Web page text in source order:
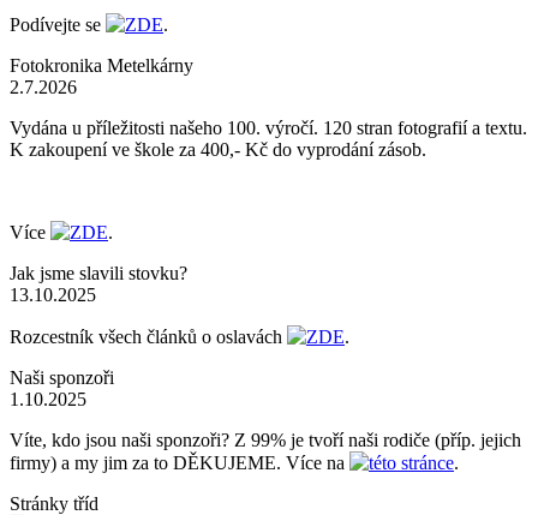
Podívejte se ZDE.
Fotokronika Metelkárny
2.7.2026
Vydána u příležitosti našeho 100. výročí. 120 stran fotografií a textu.
K zakoupení ve škole za 400,- Kč do vyprodání zásob.
Více ZDE.
Jak jsme slavili stovku?
13.10.2025
Rozcestník všech článků o oslavách ZDE.
Naši sponzoři
1.10.2025
Víte, kdo jsou naši sponzoři? Z 99% je tvoří naši rodiče (příp. jejich
firmy) a my jim za to DĚKUJEME. Více na
této stránce.
Stránky tříd